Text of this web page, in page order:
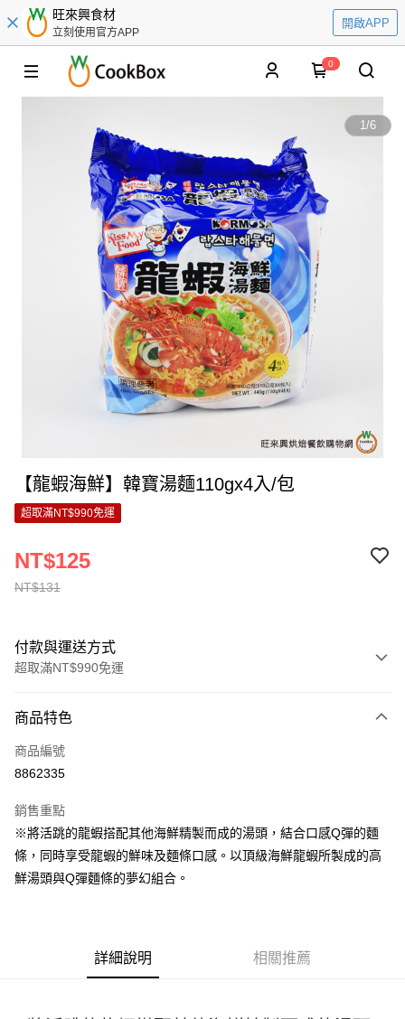
旺來興食材
立刻使用官方APP
開啟APP
0
1/6
【龍蝦海鮮】韓寶湯麵110gx4入/包
超取滿NT$990免運
NT$131
NT$125
付款與運送方式
超取滿NT$990免運
信用卡一次付款
超商取貨付款
Apple Pay
街口支付
AFTEE先享後付
商品特色
商品編號
8862335
銷售重點
※將活跳的龍蝦搭配其他海鮮精製而成的湯頭，結合口感Q彈的麵
條，同時享受龍蝦的鮮味及麵條口感。以頂級海鮮龍蝦所製成的高
鮮湯頭與Q彈麵條的夢幻組合。
詳細說明 相關推薦